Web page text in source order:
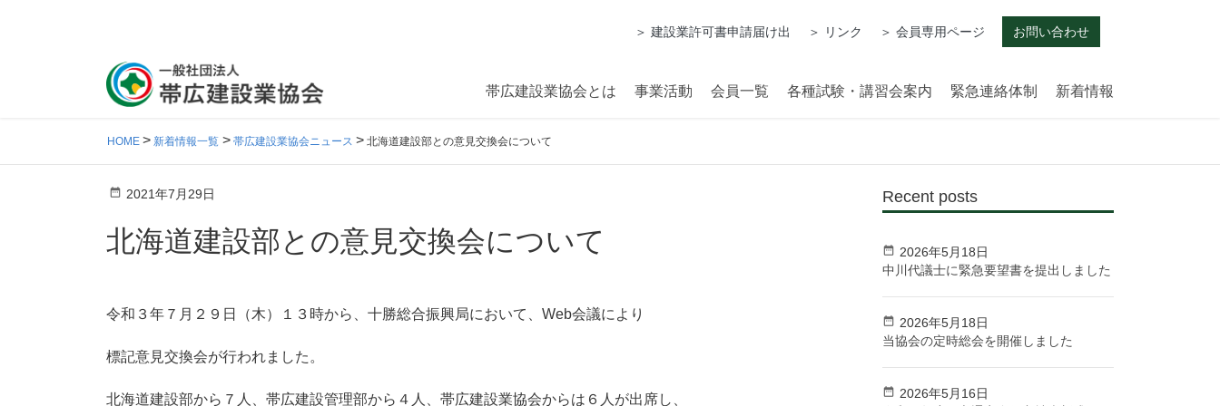
＞ 建設業許可書申請届け出 ＞ リンク ＞ 会員専用ページ お問い合わせ
帯広建設業協会とは 事業活動 会員一覧 各種試験・講習会案内 緊急連絡体制 新着情報
HOME 新着情報一覧 帯広建設業協会ニュース 北海道建設部との意見交換会について
2021年7月29日
北海道建設部との意見交換会について
令和３年７月２９日（木）１３時から、十勝総合振興局において、Web会議により
標記意見交換会が行われました。
北海道建設部から７人、帯広建設管理部から４人、帯広建設業協会からは６人が出席し、
Recent posts
2026年5月18日
中川代議士に緊急要望書を提出しました
2026年5月18日
当協会の定時総会を開催しました
2026年5月16日